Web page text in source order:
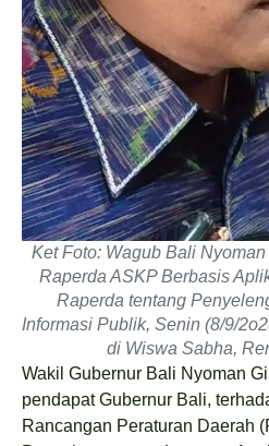
Ket Foto: Wagub Bali
Raperda ASKP Berbasis
Raperda tentang
Informasi Publik, Senin (8/9/
di Wiswa Sabha,
Wakil Gubernur Bali Nyoman
pendapat Gubernur Bali,
Rancangan Peraturan Daerah